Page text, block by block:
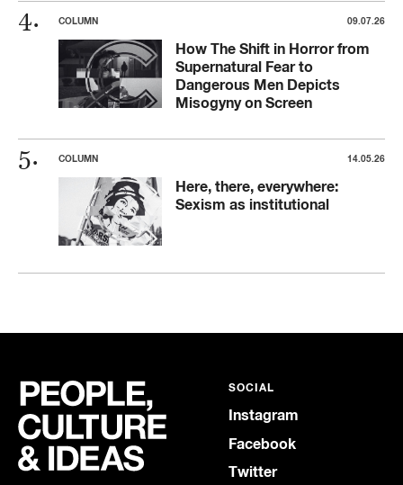
COLUMN 09.07.26
How The Shift in Horror from
Supernatural Fear to
Dangerous Men Depicts
Misogyny on Screen
COLUMN 14.05.26
Here, there, everywhere:
Sexism as institutional
SOCIAL
Instagram
Facebook
Twitter